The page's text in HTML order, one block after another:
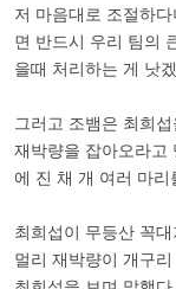
저 마음대로 조절하
면 반드시 우리 팀의
을때 처리하는 게 낫
그러고 조뱀은 최희
재박량을 잡아오라고
에 진 채 개 여러 마
최희섭이 무등산 꼭
멀리 재박량이 개구